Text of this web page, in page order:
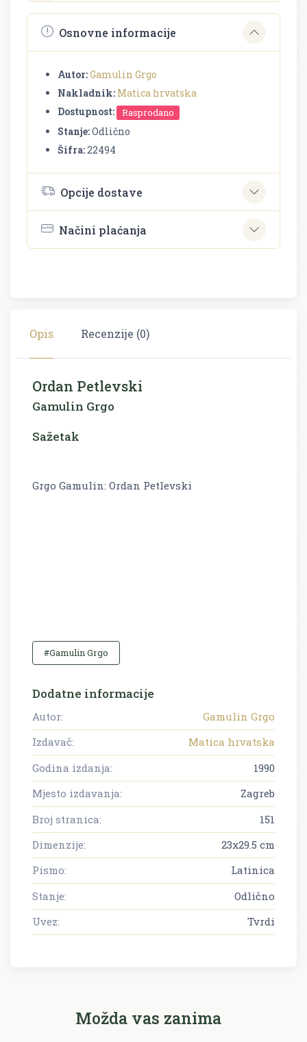
Osnovne informacije
Autor:Gamulin Grgo
Nakladnik: Matica hrvatska
Dostupnost:
Rasprodano
Stanje:Odlično
Šifra:22494
Opcije dostave
Načini plaćanja
Opis Recenzije (0)
Ordan Petlevski
Gamulin Grgo
Sažetak
Grgo Gamulin: Ordan Petlevski
#Gamulin Grgo
Dodatne informacije
Autor:
Gamulin Grgo
Izdavač:
Matica hrvatska
Godina izdanja:
1990
Mjesto izdavanja:
Zagreb
Broj stranica:
151
Dimenzije:
23x29.5 cm
Pismo:
Latinica
Stanje:
Odlično
Uvez:
Tvrdi
Možda vas zanima